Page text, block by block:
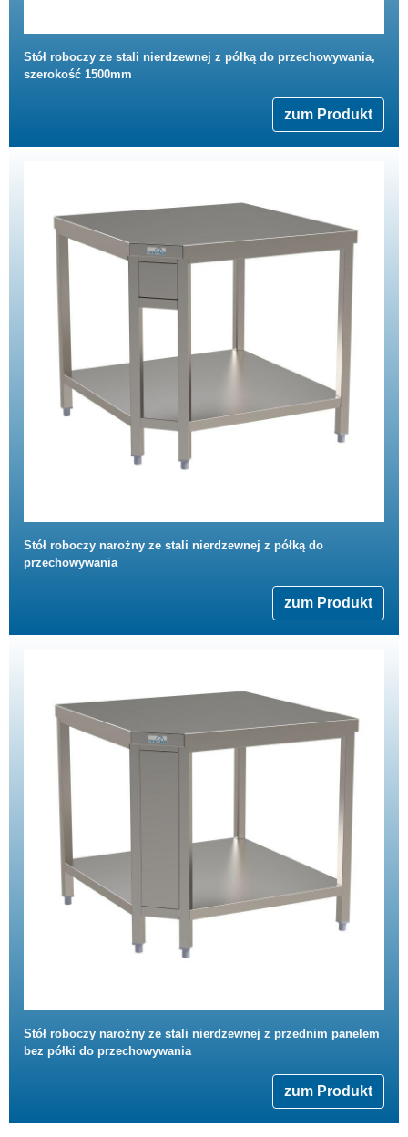
Stół roboczy ze stali nierdzewnej z półką do przechowywania,
szerokość 1500mm
zum Produkt
Stół roboczy narożny ze stali nierdzewnej z półką do
przechowywania
zum Produkt
Stół roboczy narożny ze stali nierdzewnej z przednim panelem
bez półki do przechowywania
zum Produkt